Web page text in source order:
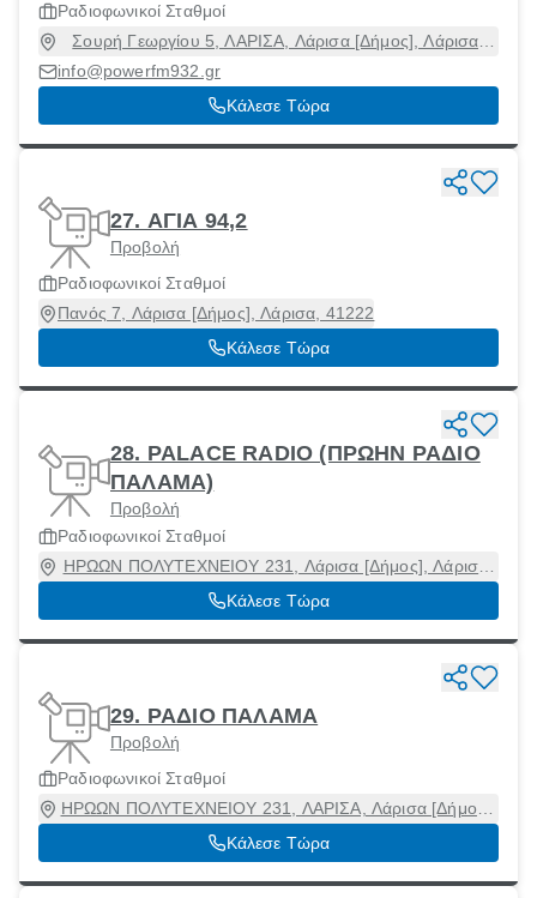
Ραδιοφωνικοί Σταθμοί
Σουρή Γεωργίου 5, ΛΑΡΙΣΑ, Λάρισα [Δήμος], Λάρισα,
info@powerfm932.gr
Κάλεσε Τώρα
27. ΑΓΙΑ 94,2
Προβολή
Ραδιοφωνικοί Σταθμοί
Πανός 7, Λάρισα [Δήμος], Λάρισα, 41222
Κάλεσε Τώρα
28. PALACE RADIO (ΠΡΩΗΝ ΡΑΔΙΟ
ΠΑΛΑΜΑ)
Προβολή
Ραδιοφωνικοί Σταθμοί
ΗΡΩΩΝ ΠΟΛΥΤΕΧΝΕΙΟΥ 231, Λάρισα [Δήμος], Λάρισα,
41221
Κάλεσε Τώρα
29. ΡΑΔΙΟ ΠΑΛΑΜΑ
Προβολή
Ραδιοφωνικοί Σταθμοί
ΗΡΩΩΝ ΠΟΛΥΤΕΧΝΕΙΟΥ 231, ΛΑΡΙΣΑ, Λάρισα [Δήμος],
Λάρισα, 41221
Κάλεσε Τώρα